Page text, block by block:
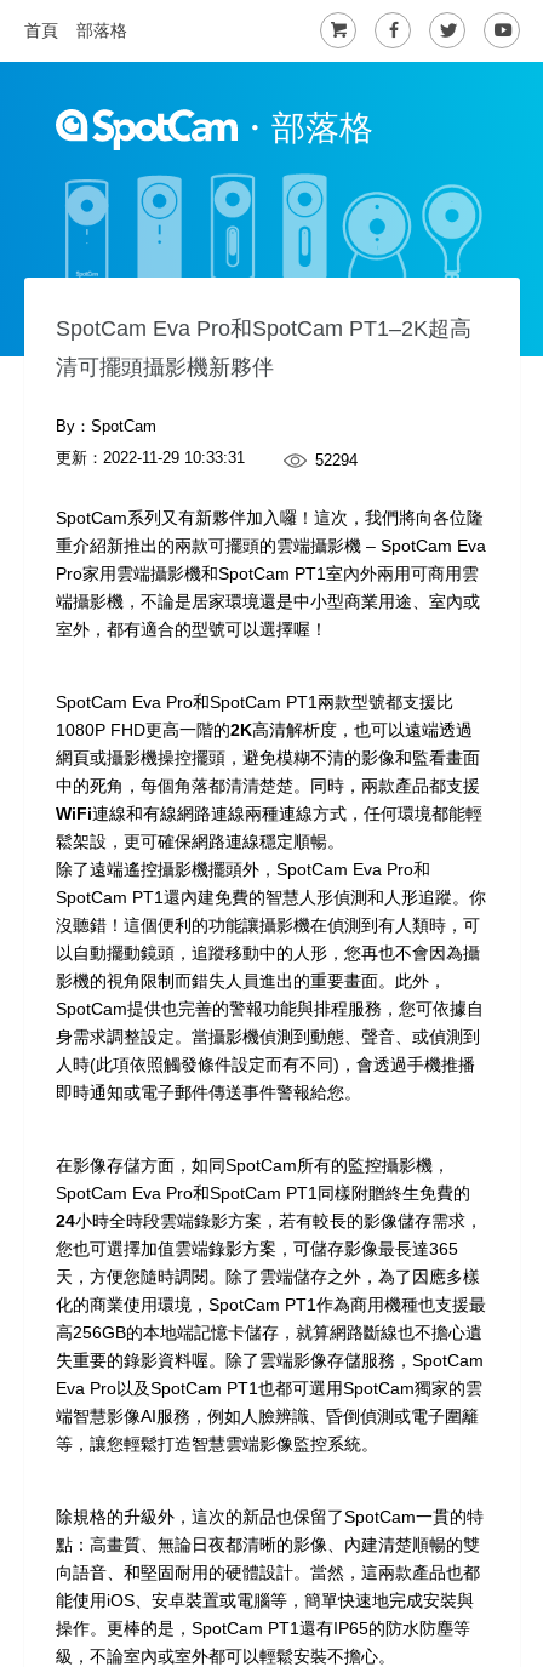
首頁 部落格
・ 部落格
SpotCam Eva Pro和SpotCam PT1–2K超高
清可擺頭攝影機新夥伴
By：SpotCam
更新： 2022-11-29 10:33:31 52294
SpotCam系列又有新夥伴加入囉！這次，我們將向各位隆
重介紹新推出的兩款可擺頭的雲端攝影機 – SpotCam Eva
Pro家用雲端攝影機和SpotCam PT1室內外兩用可商用雲
端攝影機，不論是居家環境還是中小型商業用途、室內或
室外，都有適合的型號可以選擇喔！
SpotCam Eva Pro和SpotCam PT1兩款型號都支援比
1080P FHD更高一階的2K高清解析度，也可以遠端透過
網頁或攝影機操控擺頭，避免模糊不清的影像和監看畫面
中的死角，每個角落都清清楚楚。同時，兩款產品都支援
WiFi連線和有線網路連線兩種連線方式，任何環境都能輕
鬆架設，更可確保網路連線穩定順暢。
除了遠端遙控攝影機擺頭外，SpotCam Eva Pro和
SpotCam PT1還內建免費的智慧人形偵測和人形追蹤。你
沒聽錯！這個便利的功能讓攝影機在偵測到有人類時，可
以自動擺動鏡頭，追蹤移動中的人形，您再也不會因為攝
影機的視角限制而錯失人員進出的重要畫面。此外，
SpotCam提供也完善的警報功能與排程服務，您可依據自
身需求調整設定。當攝影機偵測到動態、聲音、或偵測到
人時(此項依照觸發條件設定而有不同)，會透過手機推播
即時通知或電子郵件傳送事件警報給您。
在影像存儲方面，如同SpotCam所有的監控攝影機，
SpotCam Eva Pro和SpotCam PT1同樣附贈終生免費的
24小時全時段雲端錄影方案 ，若有較長的影像儲存需求，
您也可選擇加值雲端錄影方案，可儲存影像最長達365
天，方便您隨時調閱。除了雲端儲存之外，為了因應多樣
化的商業使用環境，SpotCam PT1作為商用機種也支援最
高256GB的本地端記憶卡儲存，就算網路斷線也不擔心遺
失重要的錄影資料喔。除了雲端影像存儲服務，SpotCam
Eva Pro以及SpotCam PT1也都可選用SpotCam獨家的雲
端智慧影像AI服務，例如人臉辨識、昏倒偵測或電子圍籬
等，讓您輕鬆打造智慧雲端影像監控系統。
除規格的升級外，這次的新品也保留了SpotCam一貫的特
點：高畫質、無論日夜都清晰的影像、內建清楚順暢的雙
向語音、和堅固耐用的硬體設計。當然，這兩款產品也都
能使用iOS、安卓裝置或電腦等，簡單快速地完成安裝與
操作。更棒的是，SpotCam PT1還有IP65的防水防塵等
級，不論室內或室外都可以輕鬆安裝不擔心。